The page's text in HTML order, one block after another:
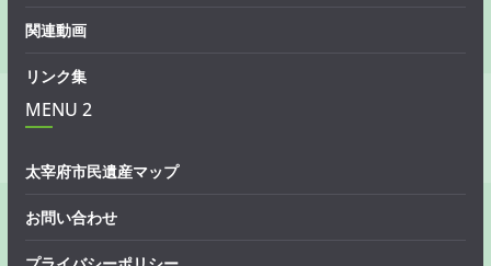
関連動画
リンク集
MENU 2
太宰府市民遺産マップ
お問い合わせ